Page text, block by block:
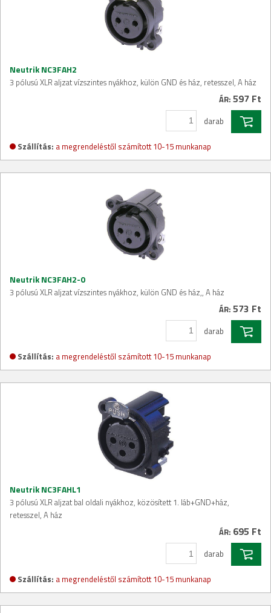
Neutrik NC3FAH2
3 pólusú XLR aljzat vízszintes nyákhoz, külön GND és ház, retesszel, A ház
ÁR: 597 Ft
darab
Szállítás: a megrendeléstől számított 10-15 munkanap
Neutrik NC3FAH2-0
3 pólusú XLR aljzat vízszintes nyákhoz, külön GND és ház,, A ház
ÁR: 573 Ft
darab
Szállítás: a megrendeléstől számított 10-15 munkanap
Neutrik NC3FAHL1
3 pólusú XLR aljzat bal oldali nyákhoz, közösített 1. láb+GND+ház,
retesszel, A ház
ÁR: 695 Ft
darab
Szállítás: a megrendeléstől számított 10-15 munkanap